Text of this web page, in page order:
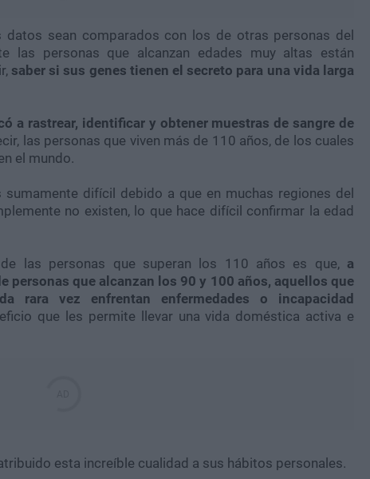
sean comparados con los de otras personas del
las personas que alcanzan edades muy altas están
saber si sus genes tienen el secreto para una vida larga
a rastrear, identificar y obtener muestras de sangre de
las personas que viven más de 110 años, de los cuales
el mundo.
difícil debido a que en muchas regiones del
no existen, lo que hace difícil confirmar la edad
las personas que superan los 110 años es que, a
personas que alcanzan los 90 y 100 años, aquellos que
rara vez enfrentan enfermedades o incapacidad
que les permite llevar una vida doméstica activa e
esta increíble cualidad a sus hábitos personales.